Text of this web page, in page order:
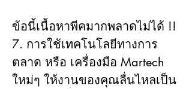
ข้อนี้เนื้อหาพีคมากพลาดไม่ได้ !!
7. การใช้เทคโนโลยีทางการ
ตลาด หรือ เครื่องมือ Martech
ใหม่ๆ ให้งานของคุณลื่นไหลเป็น